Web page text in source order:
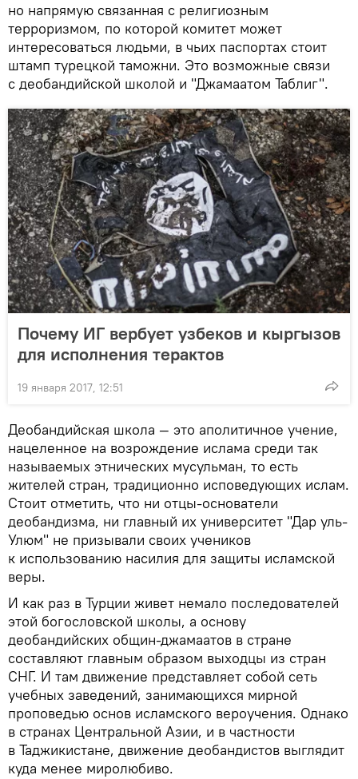
но напрямую связанная с религиозным
терроризмом, по которой комитет может
интересоваться людьми, в чьих паспортах стоит
штамп турецкой таможни. Это возможные связи
с деобандийской школой и "Джамаатом Таблиг".
Почему ИГ вербует узбеков и кыргызов
для исполнения терактов
19 января 2017, 12:51
Деобандийская школа — это аполитичное учение,
нацеленное на возрождение ислама среди так
называемых этнических мусульман, то есть
жителей стран, традиционно исповедующих ислам.
Стоит отметить, что ни отцы-основатели
деобандизма, ни главный их университет "Дар уль-
Улюм" не призывали своих учеников
к использованию насилия для защиты исламской
веры.
И как раз в Турции живет немало последователей
этой богословской школы, а основу
деобандийских общин-джамаатов в стране
составляют главным образом выходцы из стран
СНГ. И там движение представляет собой сеть
учебных заведений, занимающихся мирной
проповедью основ исламского вероучения. Однако
в странах Центральной Азии, и в частности
в Таджикистане, движение деобандистов выглядит
куда менее миролюбиво.